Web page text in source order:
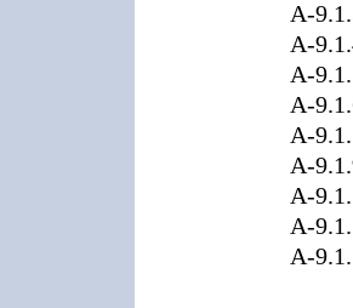
A-9.1.3
A-9.1.4
A-9.1.5
A-9.1.6
A-9.1.7
A-9.1.9
A-9.1.10
A-9.1.11
A-9.1.12